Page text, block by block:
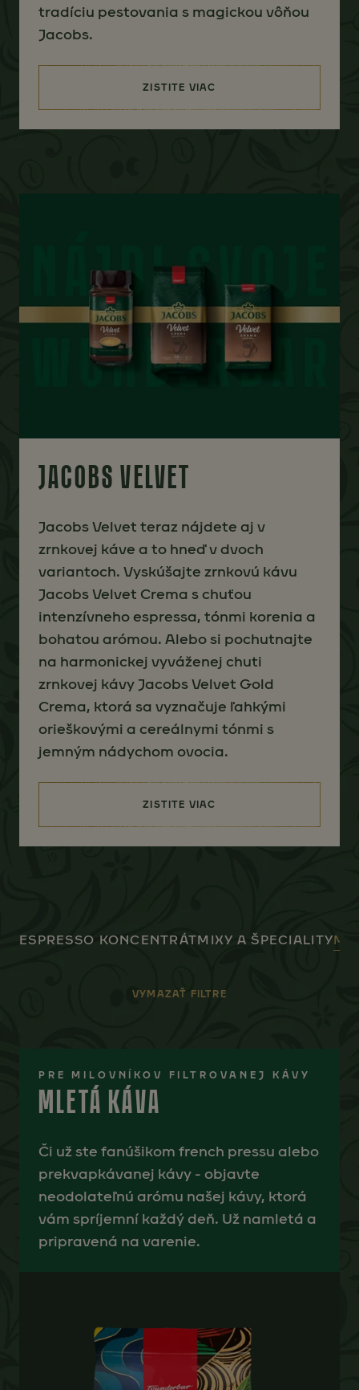
tradíciu pestovania s magickou vôňou
Jacobs.
ZISTITE VIAC
JACOBS VELVET
Jacobs Velvet teraz nájdete aj v
zrnkovej káve a to hneď v dvoch
variantoch. Vyskúšajte zrnkovú kávu
Jacobs Velvet Crema s chuťou
intenzívneho espressa, tónmi korenia a
bohatou arómou. Alebo si pochutnajte
na harmonickej vyváženej chuti
zrnkovej kávy Jacobs Velvet Gold
Crema, ktorá sa vyznačuje ľahkými
orieškovými a cereálnymi tónmi s
jemným nádychom ovocia.
ZISTITE VIAC
ESPRESSO KONCENTRÁTMIXY A ŠPECIALITY
VYMAZAŤ FILTRE
PRE MILOVNÍKOV FILTROVANEJ KÁVY
MLETÁ KÁVA
Či už ste fanúšikom french pressu alebo
prekvapkávanej kávy - objavte
neodolateľnú arómu našej kávy, ktorá
vám spríjemní každý deň. Už namletá a
pripravená na varenie.